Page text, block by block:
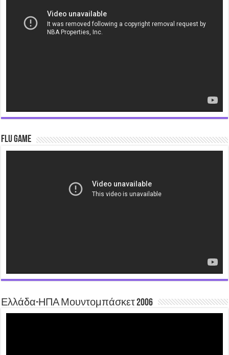
Flu Game
Ελλάδα-ΗΠΑ Μουντομπάσκετ 2006